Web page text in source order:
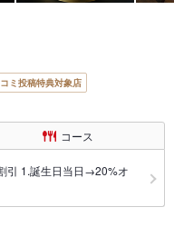
ミ投稿特典対象店
コース
引 1.誕生日当日→20%オ